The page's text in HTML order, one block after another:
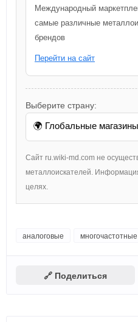
Международный
самые различные
брендов
Перейти на сайт
Выберите страну:
Сайт ru.wiki-md.com не
металлоискателей.
целях.
аналоговые многочастотные
🔗 Поделиться